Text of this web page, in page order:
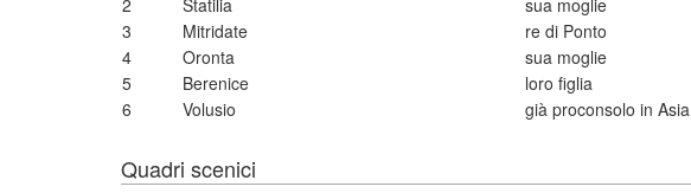
2
Statilia sua moglie
3
Mitridate re di Ponto
4
Oronta sua moglie
5
Berenice loro figlia
6
Volusio già proconsolo in Asia
Quadri scenici